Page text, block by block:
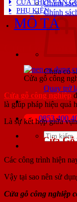
Chính
Chính
Chưa có
Quay trở
Tìm
kiếm:
CỬA THÉP VÂN
PHỤ KIỆN
MÔ TẢ
Cửa gỗ công
Cửa gỗ công nghiệp
là giúp pháp hiệu quả
Là sự kết hợp giữa
Cấu Tạo Cửa
Các công trình hiện
Vậy tại sao nên sử
Cửa gỗ công nghiệp